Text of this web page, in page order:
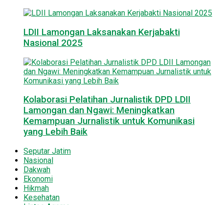
LDII Lamongan Laksanakan Kerjabakti
Nasional 2025
Kolaborasi Pelatihan Jurnalistik DPD LDII
Lamongan dan Ngawi: Meningkatkan
Kemampuan Jurnalistik untuk Komunikasi
yang Lebih Baik
Seputar Jatim
Nasional
Dakwah
Ekonomi
Hikmah
Kesehatan